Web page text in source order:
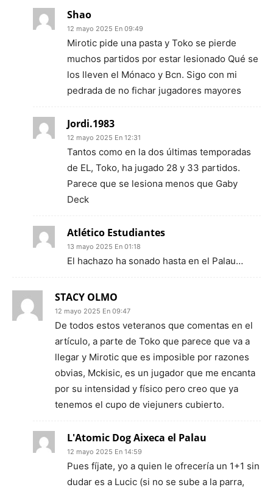
Shao
12 mayo 2025 En 09:49
Mirotic pide una pasta y Toko se pierde
muchos partidos por estar lesionado Qué se
los lleven el Mónaco y Bcn. Sigo con mi
pedrada de no fichar jugadores mayores
Jordi.1983
12 mayo 2025 En 12:31
Tantos como en la dos últimas temporadas
de EL, Toko, ha jugado 28 y 33 partidos.
Parece que se lesiona menos que Gaby
Deck
Atlético Estudiantes
13 mayo 2025 En 01:18
El hachazo ha sonado hasta en el Palau…
STACY OLMO
12 mayo 2025 En 09:47
De todos estos veteranos que comentas en el
artículo, a parte de Toko que parece que va a
llegar y Mirotic que es imposible por razones
obvias, Mckisic, es un jugador que me encanta
por su intensidad y físico pero creo que ya
tenemos el cupo de viejuners cubierto.
L'Atomic Dog Aixeca el Palau
12 mayo 2025 En 14:59
Pues fíjate, yo a quien le ofrecería un 1+1 sin
dudar es a Lucic (si no se sube a la parra,